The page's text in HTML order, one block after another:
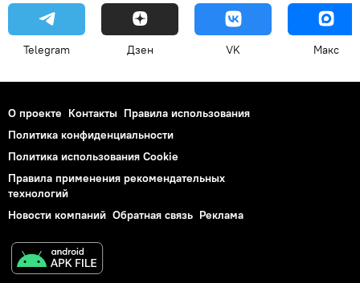
Telegram Дзен VK Макс
О проекте Контакты Правила использования
Политика конфиденциальности
Политика использования Cookie
Правила применения рекомендательных
технологий
Новости компаний Обратная связь Реклама